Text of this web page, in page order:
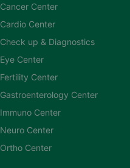
Cancer Center
Cardio Center
Check up & Diagnostics
Eye Center
Fertility Center
Gastroenterology Center
Immuno Center
Neuro Center
Ortho Center